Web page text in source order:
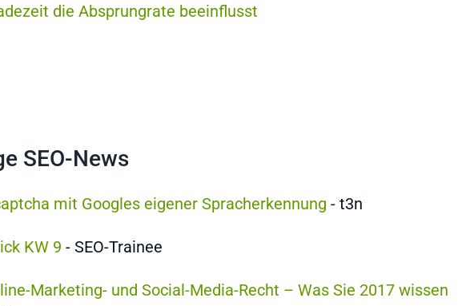
die Absprungrate beeinflusst
SEO-News
mit Googles eigener Spracherkennung - t3n
KW 9 - SEO-Trainee
Marketing- und Social-Media-Recht – Was Sie 2017 wissen